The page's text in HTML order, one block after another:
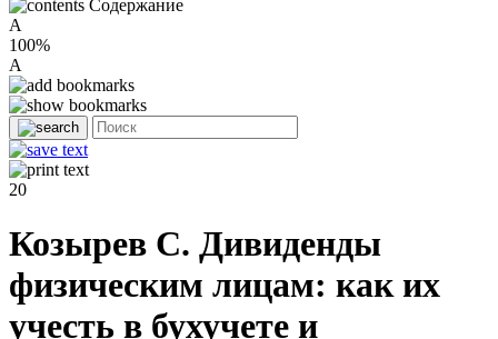
Содержание
A
100%
A
20
Козырев С. Дивиденды
физическим лицам: как их
учесть в бухучете и